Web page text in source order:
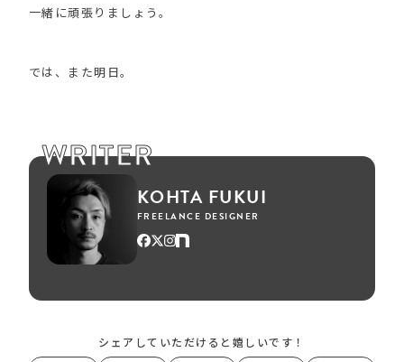
一緒に頑張りましょう。
では、また明日。
WRITER
KOHTA FUKUI
FREELANCE DESIGNER
シェアしていただけると嬉しいです！